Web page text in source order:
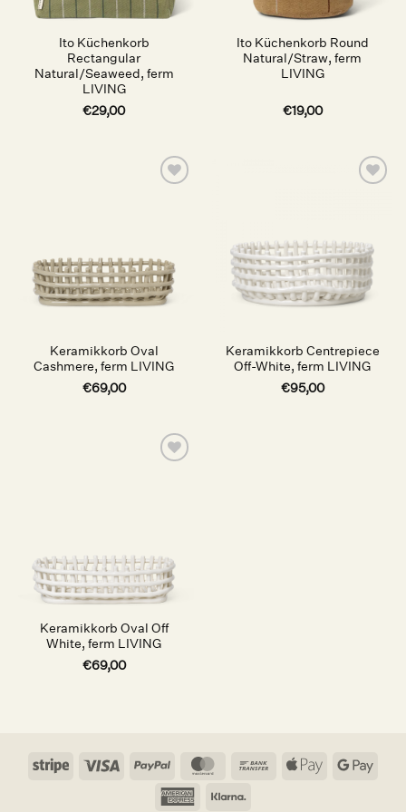
Ito Küchenkorb
Rectangular
Natural/Seaweed, ferm
LIVING
€29,00
Ito Küchenkorb Round
Natural/Straw, ferm
LIVING
€19,00
Keramikkorb Oval
Cashmere, ferm LIVING
€69,00
Keramikkorb Centrepiece
Off-White, ferm LIVING
€95,00
Keramikkorb Oval Off
White, ferm LIVING
€69,00
Stripe Visa PayPal MasterCardBank
Apple
AmericanKlarna